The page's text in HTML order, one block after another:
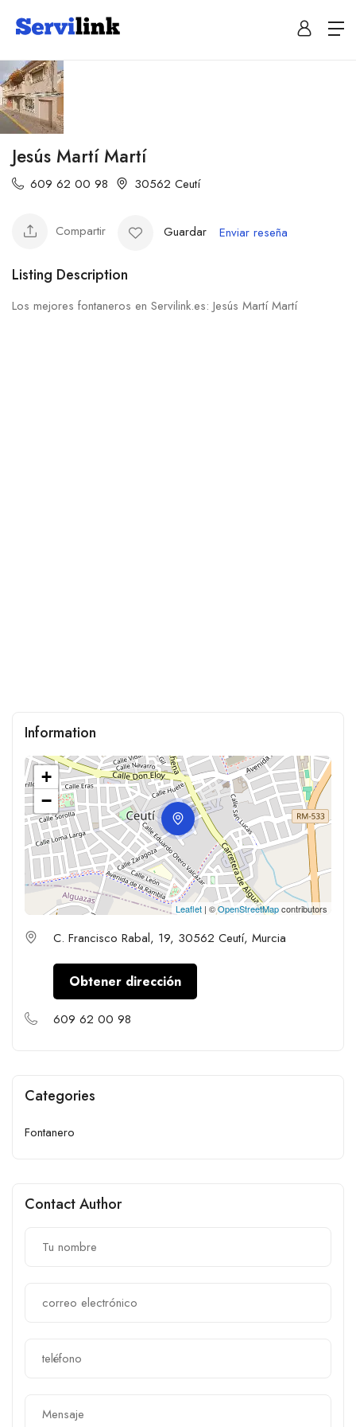
Jesús Martí Martí
609 62 00 98 30562 Ceutí
Compartir Guardar Enviar reseña
Listing Description
Los mejores fontaneros en Servilink.es: Jesús Martí Martí
Information
+
−
Leaflet | ©OpenStreetMapcontributors
C. Francisco Rabal, 19, 30562 Ceutí, Murcia
Obtener dirección
609 62 00 98
Categories
Fontanero
Contact Author